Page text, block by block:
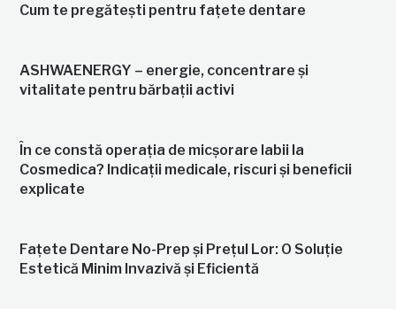
Cum te pregătești pentru fațete dentare
ASHWAENERGY – energie, concentrare și
vitalitate pentru bărbații activi
În ce constă operația de micșorare labii la
Cosmedica? Indicații medicale, riscuri și beneficii
explicate
Fațete Dentare No-Prep și Prețul Lor: O Soluție
Estetică Minim Invazivă și Eficientă